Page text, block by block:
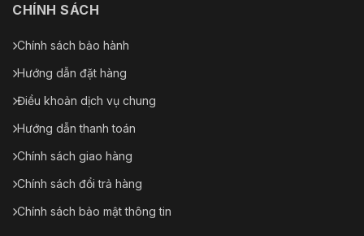
CHÍNH SÁCH
Chính sách bảo hành
Hướng dẫn đặt hàng
Điều khoản dịch vụ chung
Hướng dẫn thanh toán
Chính sách giao hàng
Chính sách đổi trả hàng
Chính sách bảo mật thông tin